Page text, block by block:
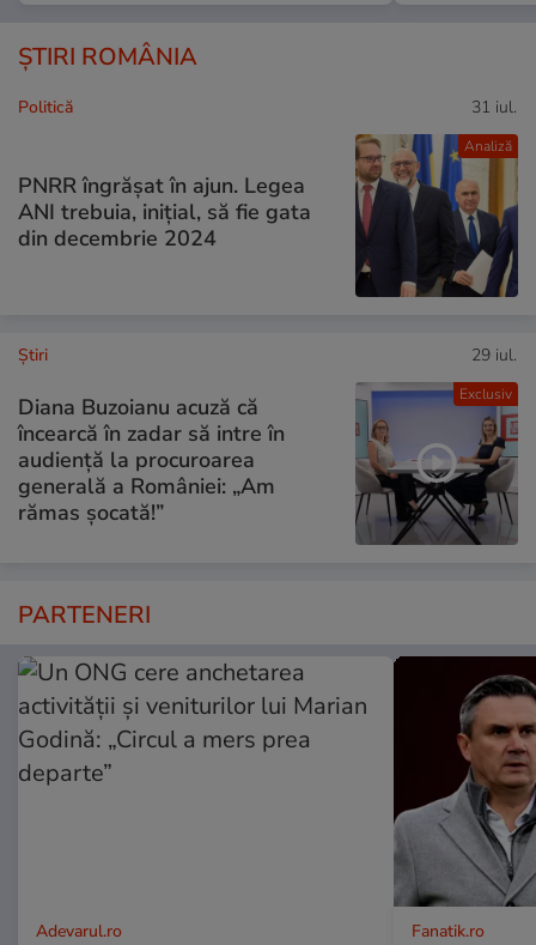
ȘTIRI ROMÂNIA
Analiză
Politică 31 iul.
PNRR îngrășat în ajun. Legea
ANI trebuia, inițial, să fie gata
din decembrie 2024
Exclusiv
Ştiri 29 iul.
Diana Buzoianu acuză că
încearcă în zadar să intre în
audiență la procuroarea
generală a României: „Am
rămas șocată!”
PARTENERI
Adevarul.ro Fanatik.ro